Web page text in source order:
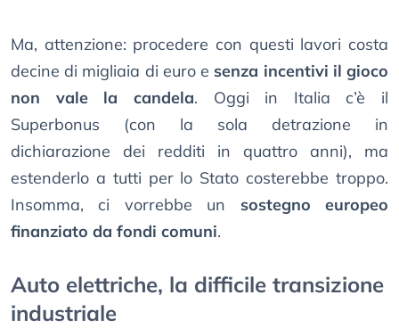
Ma, attenzione: procedere con questi lavori costa
decine di migliaia di euro e senza incentivi il gioco
non vale la candela. Oggi in Italia c’è il
Superbonus (con la sola detrazione in
dichiarazione dei redditi in quattro anni), ma
estenderlo a tutti per lo Stato costerebbe troppo.
Insomma, ci vorrebbe un sostegno europeo
finanziato da fondi comuni.
Auto elettriche, la difficile transizione
industriale